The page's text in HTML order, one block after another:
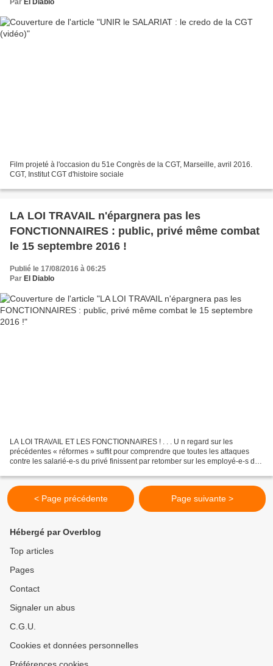
Par El Diablo
Film projeté à l'occasion du 51e Congrès de la CGT, Marseille, avril 2016.
CGT, Institut CGT d'histoire sociale
LA LOI TRAVAIL n'épargnera pas les
FONCTIONNAIRES : public, privé même combat
le 15 septembre 2016 !
Publié le 17/08/2016 à 06:25
Par El Diablo
LA LOI TRAVAIL ET LES FONCTIONNAIRES ! . . . U n regard sur les
précédentes « réformes » suffit pour comprendre que toutes les attaques
contre les salarié-e-s du privé finissent par retomber sur les employé-e-s du
< Page précédente Page suivante >
Hébergé par Overblog
Top articles
Pages
Contact
Signaler un abus
C.G.U.
Cookies et données personnelles